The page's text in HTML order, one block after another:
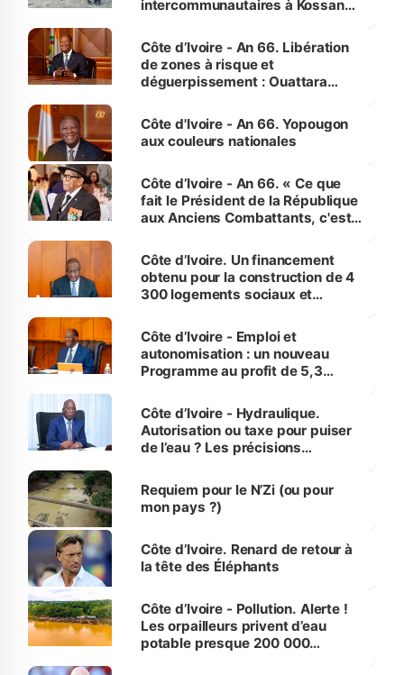
intercommunautaires à Kossandji
milieu des sinistrés
Côte d’Ivoire - An 66. Libération
de zones à risque et
déguerpissement : Ouattara
l'Etat de droit pour préserver les
vies humaines »
Côte d'Ivoire - An 66. Yopougon
aux couleurs nationales
Côte d’Ivoire - An 66. « Ce que
fait le Président de la République
aux Anciens Combattants, c'est
Côte d’Ivoire. Un financement
obtenu pour la construction de 4
300 logements sociaux et
et Yamoussoukro
Côte d’Ivoire - Emploi et
autonomisation : un nouveau
Programme au profit de 5,3
Côte d’Ivoire - Hydraulique.
Autorisation ou taxe pour puiser
de l’eau ? Les précisions
Requiem pour le N’Zi (ou pour
mon pays ?)
Côte d’Ivoire. Renard de retour à
la tête des Éléphants
Côte d’Ivoire - Pollution. Alerte !
Les orpailleurs privent d’eau
potable presque 200 000